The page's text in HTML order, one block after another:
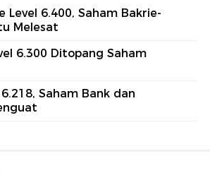
Level 6.400, Saham Bakrie-
Melesat
6.300 Ditopang Saham
6.218, Saham Bank dan